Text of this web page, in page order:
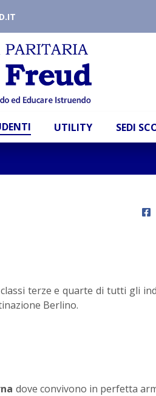
UTILITY SEDI
terze e quarte di tutti gli
Berlino.
dove convivono in perfetta